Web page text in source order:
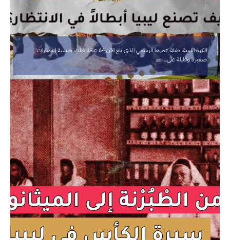
الكرة الليبية، طيلة عمرها الرسمي الذي بلغ الآن 64 عامًا، ظلت حبيسة انتصارات
صغيرة وقليلة على…